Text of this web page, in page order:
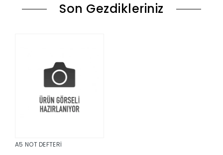
Son Gezdikleriniz
A5 NOT DEFTERİ